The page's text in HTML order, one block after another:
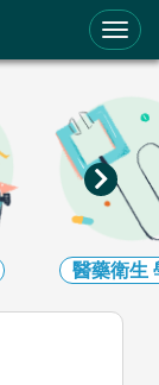
醫藥衛生